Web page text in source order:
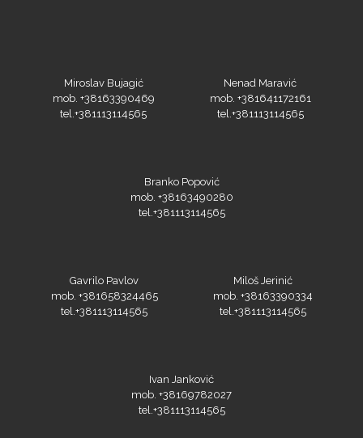
Miroslav Bujagić
mob. +38163390469
tel.+381113114565
Nenad Maravić
mob. +381641172161
tel.+381113114565
Branko Popović
mob. +38163490280
tel.+381113114565
Gavrilo Pavlov
mob. +381658324465
tel.+381113114565
Miloš Jerinić
mob. +38163390334
tel.+381113114565
Ivan Janković
mob. +38169782027
tel.+381113114565